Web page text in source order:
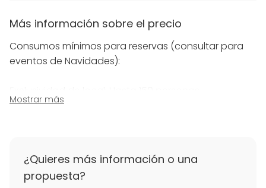
Más información sobre el precio
Consumos mínimos para reservas (consultar para
eventos de Navidades):
Jueves noche: 3.200€ mínimo
Mostrar más
¿Quieres más información o una
propuesta?